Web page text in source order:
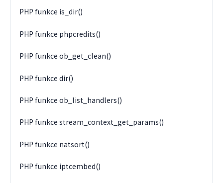
PHP funkce is_dir()
PHP funkce phpcredits()
PHP funkce ob_get_clean()
PHP funkce dir()
PHP funkce ob_list_handlers()
PHP funkce stream_context_get_params()
PHP funkce natsort()
PHP funkce iptcembed()